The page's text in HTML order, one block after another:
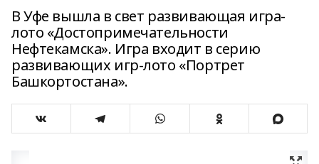
В Уфе вышла в свет развивающая игра-
лото «Достопримечательности
Нефтекамска». Игра входит в серию
развивающих игр-лото «Портрет
Башкортостана».